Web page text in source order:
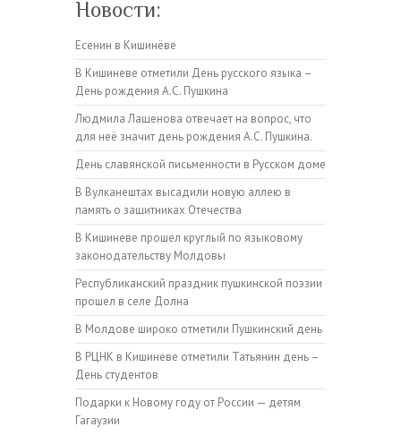
Новости:
Есенин в Кишинёве
В Кишиневе отметили День русского языка –
День рождения А.С. Пушкина
Людмила Лащенова отвечает на вопрос, что
для неё значит день рождения А.С. Пушкина.
День славянской письменности в Русском доме
В Вулканештах высадили новую аллею в
память о защитниках Отечества
В Кишиневе прошел круглый по языковому
законодательству Молдовы
Республиканский праздник пушкинской поэзии
прошел в селе Долна
В Молдове широко отметили Пушкинский день
В РЦНК в Кишиневе отметили Татьянин день –
День студентов
Подарки к Новому году от России — детям
Гагаузии